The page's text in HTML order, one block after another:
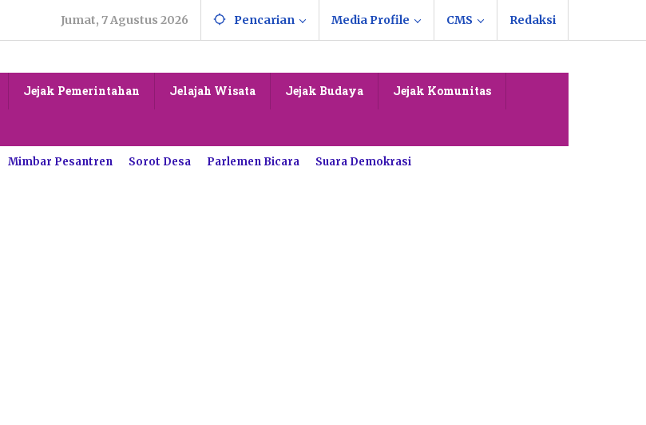
Jumat, 7 Agustus 2026 Pencarian Media Profile CMS Redaksi
Jejak Pemerintahan Jelajah Wisata Jejak Budaya Jejak Komunitas
Mimbar Pesantren Sorot Desa Parlemen Bicara Suara Demokrasi